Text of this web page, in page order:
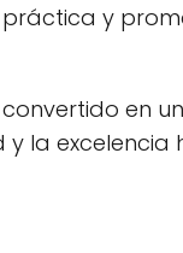
práctica y
en un
la excelencia